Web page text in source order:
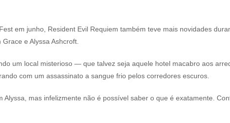
em junho, Resident Evil Requiem também teve mais novidades
e Alyssa Ashcroft.
um local misterioso — que talvez seja aquele hotel macabro aos
com um assassinato a sangue frio pelos corredores escuros.
mas infelizmente não é possível saber o que é exatamente.